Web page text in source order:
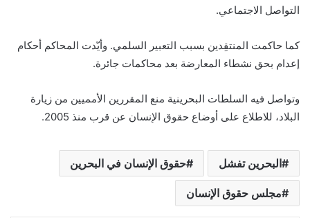
التواصل الاجتماعي.
كما حاكمت المنتقِدين بسبب التعبير السلمي. وأيّدت المحاكم أحكام
إعدام بحق نشطاء المعارضة بعد محاكمات جائرة.
وتواصل فيه السلطات البحرينية منع المقررين الأمميين من زيارة
البلاد، للاطلاع على أوضاع حقوق الإنسان عن قرب منذ 2005.
البحرين تفشل حقوق الإنسان في البحرين
مجلس حقوق الإنسان